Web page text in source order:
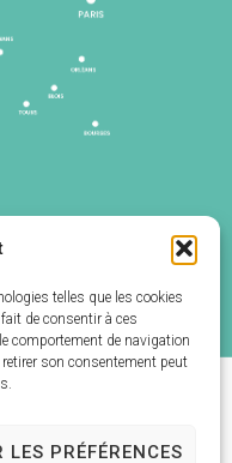
telles que les cookies
de consentir à ces
comportement de navigation
son consentement peut
LES PRÉFÉRENCES